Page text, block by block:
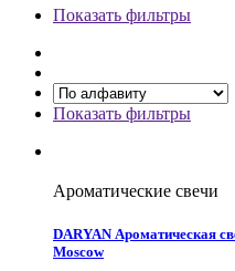
Показать фильтры
Показать фильтры
Ароматические свечи
DARYAN Ароматическая
Moscow